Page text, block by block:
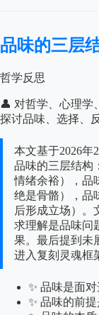
品味的三层
哲学反思
👤 对哲学、心理学
探讨品味、选择、
本文基于2026年
品味的三层结构
情绪余裕），品
绝是骨骼），品
后形成立场）。
求理解是品味问
果。最后提到未
进入复刻灵魂框
✨ 品味是面
✨ 品味的前